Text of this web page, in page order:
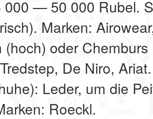
000 — 50 000 Rubel.
Marken:
(hoch) oder
De Niro,
Leder, um die
Roeckl.